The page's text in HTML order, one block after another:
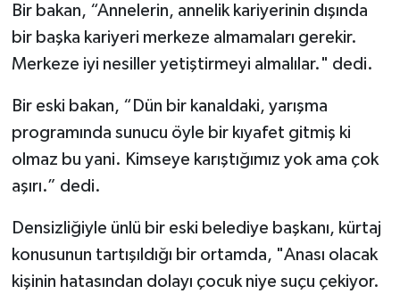
Bir bakan, “Annelerin, annelik kariyerinin dışında
bir başka kariyeri merkeze almamaları gerekir.
Merkeze iyi nesiller yetiştirmeyi almalılar." dedi.
Bir eski bakan, “Dün bir kanaldaki, yarışma
programında sunucu öyle bir kıyafet gitmiş ki
olmaz bu yani. Kimseye karıştığımız yok ama çok
aşırı.” dedi.
Densizliğiyle ünlü bir eski belediye başkanı, kürtaj
konusunun tartışıldığı bir ortamda, "Anası olacak
kişinin hatasından dolayı çocuk niye suçu çekiyor.